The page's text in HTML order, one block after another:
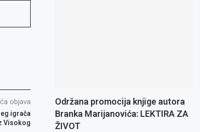
objava
igrača
Visokog
Održana promocija knjige autora
Branka Marijanovića: LEKTIRA ZA
ŽIVOT